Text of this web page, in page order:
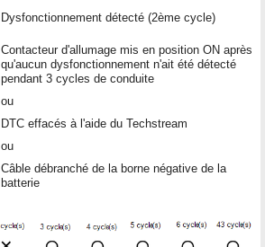
Dysfonctionnement détecté (2ème cycle)
Contacteur d'allumage mis en position ON après
qu'aucun dysfonctionnement n'ait été détecté
pendant 3 cycles de conduite
ou
DTC effacés à l'aide du Techstream
ou
Câble débranché de la borne négative de la
batterie